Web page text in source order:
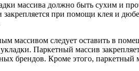
массива должно быть сухим и
закрепляется при помощи клея и
массивом следует оставить в
Паркетный массив
брендов. Кроме этого, паркетный